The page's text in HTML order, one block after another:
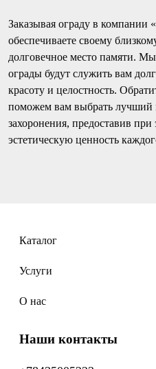
Заказывая ограду в
обеспечиваете своему
долговечное место памяти.
ограды будут служить вам
красоту и целостность.
поможем вам выбрать лучший
захоронения, предоставив
эстетическую ценность
Каталог
Услуги
О нас
Наши контакты